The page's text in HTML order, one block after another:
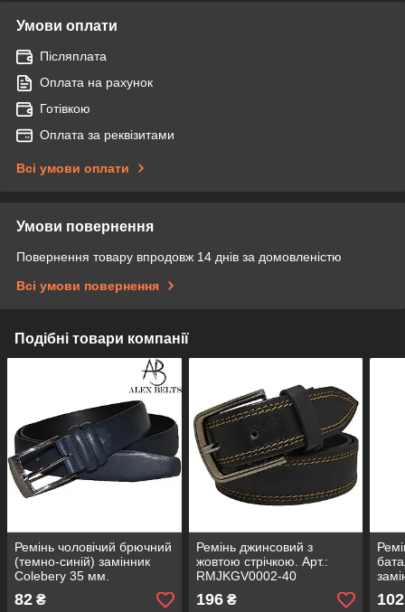
Умови оплати
Післяплата
Оплата на рахунок
Готівкою
Оплата за реквізитами
Всі умови оплати
Умови повернення
Повернення товару впродовж 14 днів за домовленістю
Всі умови повернення
Подібні товари компанії
Ремінь чоловічий брючний
(темно-синій) замінник
Colеbery 35 мм.
Арт:RMZ0086-35
82 ₴
Ремінь джинсовий з
жовтою стрічкою. Арт.:
RMJKGV0002-40
196₴ 102